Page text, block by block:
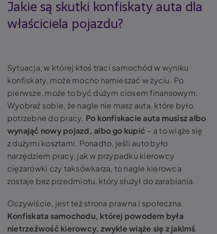
Jakie są skutki konfiskaty auta dla
właściciela pojazdu?
Sytuacja, w której ktoś traci samochód w wyniku
konfiskaty, może mocno namieszać w życiu. Po
pierwsze, może to być dużym ciosem finansowym.
Wyobraź sobie, że nagle nie masz auta, które było
potrzebne do pracy. Po konfiskacie auta musisz albo
wynająć nowy pojazd, albo go kupić – a to wiąże się
z dużymi kosztami. Ponadto, jeśli auto było
narzędziem pracy, jak w przypadku kierowcy
ciężarówki czy taksówkarza, to nagle kierowca
zostaje bez przedmiotu, który służył do zarabiania.
Oczywiście, jest też strona prawna i społeczna.
Konfiskata samochodu, której powodem była
nietrzeźwość kierowcy, zwykle wiąże się z jakimś